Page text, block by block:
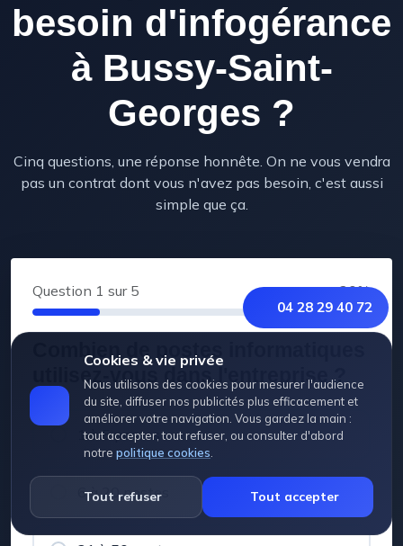
04 28 29 40 72
Cookies & vie privée
Nous utilisons des cookies pour mesurer l'audience
du site, diffuser nos publicités plus efficacement et
améliorer votre navigation. Vous gardez la main :
tout accepter, tout refuser, ou consulter d'abord
notre politique cookies
Tout refuser Tout accepter
besoin d'infogérance
à Bussy-Saint-
Georges ?
Cinq questions, une réponse honnête. On ne vous vendra
pas un contrat dont vous n'avez pas besoin, c'est aussi
simple que ça.
Question 1 sur 5 20%
Combien de postes informatiques
utilisez-vous dans l'entreprise ?
1 à 5 postes
6 à 20 postes